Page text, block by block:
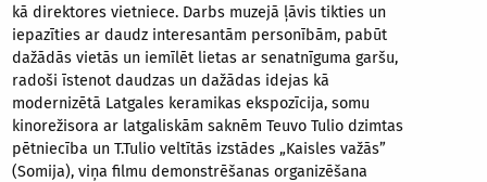
kā direktores vietniece. Darbs muzejā ļāvis tikties un
iepazīties ar daudz interesantām personībām, pabūt
dažādās vietās un iemīlēt lietas ar senatnīguma garšu,
radoši īstenot daudzas un dažādas idejas kā
modernizētā Latgales keramikas ekspozīcija, somu
kinorežisora ar latgaliskām saknēm Teuvo Tulio dzimtas
pētniecība un T.Tulio veltītās izstādes „Kaisles važās”
(Somija), viņa filmu demonstrēšanas organizēšana